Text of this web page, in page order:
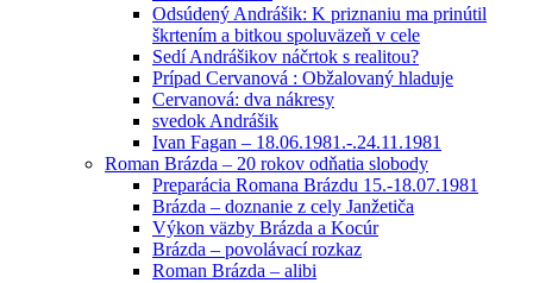
Odsúdený Andrášik: K priznaniu ma prinútil
škrtením a bitkou spoluväzeň v cele
Sedí Andrášikov náčrtok s realitou?
Prípad Cervanová : Obžalovaný hladuje
Cervanová: dva nákresy
svedok Andrášik
Ivan Fagan – 18.06.1981.-.24.11.1981
Roman Brázda – 20 rokov odňatia slobody
Preparácia Romana Brázdu 15.-18.07.1981
Brázda – doznanie z cely Janžetiča
Výkon väzby Brázda a Kocúr
Brázda – povolávací rozkaz
Roman Brázda – alibi